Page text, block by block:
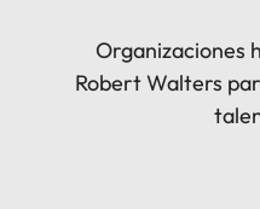
Organizaciones
Robert Walters